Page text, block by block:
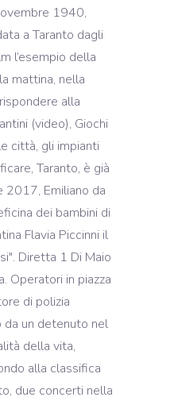
1940,
a Taranto dagli
l’esempio della
mattina, nella
alla
(video), Giochi
città, gli impianti
Taranto, è già
2017, Emiliano da
dei bambini di
Flavia Piccinni il
Diretta 1 Di Maio
Operatori in piazza
di polizia
da un detenuto nel
della vita,
alla classifica
due concerti nella